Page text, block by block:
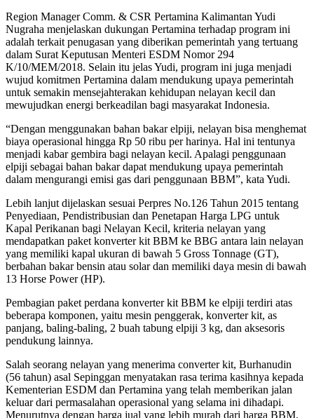
Region Manager Comm. & CSR Pertamina Kalimantan Yudi
Nugraha menjelaskan dukungan Pertamina terhadap program ini
adalah terkait penugasan yang diberikan pemerintah yang tertuang
dalam Surat Keputusan Menteri ESDM Nomor 294
K/10/MEM/2018. Selain itu jelas Yudi, program ini juga menjadi
wujud komitmen Pertamina dalam mendukung upaya pemerintah
untuk semakin mensejahterakan kehidupan nelayan kecil dan
mewujudkan energi berkeadilan bagi masyarakat Indonesia.
“Dengan menggunakan bahan bakar elpiji, nelayan bisa menghemat
biaya operasional hingga Rp 50 ribu per harinya. Hal ini tentunya
menjadi kabar gembira bagi nelayan kecil. Apalagi penggunaan
elpiji sebagai bahan bakar dapat mendukung upaya pemerintah
dalam mengurangi emisi gas dari penggunaan BBM”, kata Yudi.
Lebih lanjut dijelaskan sesuai Perpres No.126 Tahun 2015 tentang
Penyediaan, Pendistribusian dan Penetapan Harga LPG untuk
Kapal Perikanan bagi Nelayan Kecil, kriteria nelayan yang
mendapatkan paket konverter kit BBM ke BBG antara lain nelayan
yang memiliki kapal ukuran di bawah 5 Gross Tonnage (GT),
berbahan bakar bensin atau solar dan memiliki daya mesin di bawah
13 Horse Power (HP).
Pembagian paket perdana konverter kit BBM ke elpiji terdiri atas
beberapa komponen, yaitu mesin penggerak, konverter kit, as
panjang, baling-baling, 2 buah tabung elpiji 3 kg, dan aksesoris
pendukung lainnya.
Salah seorang nelayan yang menerima converter kit, Burhanudin
(56 tahun) asal Sepinggan menyatakan rasa terima kasihnya kepada
Kementerian ESDM dan Pertamina yang telah memberikan jalan
keluar dari permasalahan operasional yang selama ini dihadapi.
Menurutnya dengan harga jual yang lebih murah dari harga BBM,